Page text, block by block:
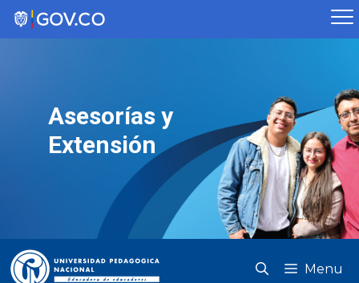
Saltar
contenido
Asesorías y
Extensión
Menu